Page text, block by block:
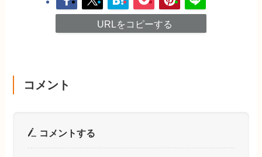
URLをコピーする
コメント
コメントする